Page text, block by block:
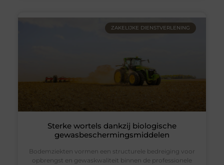
ZAKELIJKE DIENSTVERLENING
Sterke wortels dankzij biologische
gewasbeschermingsmiddelen
Bodemziekten vormen een structurele bedreiging voor
opbrengst en gewaskwaliteit binnen de professionele